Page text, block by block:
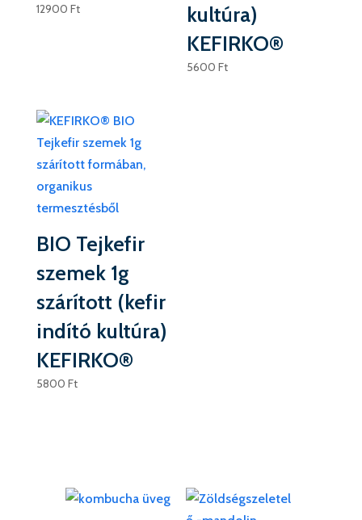
12900 Ft
kultúra)
KEFIRKO®
5600Ft
BIO Tejkefir
szemek 1g
szárított (kefir
indító kultúra)
KEFIRKO®
5800 Ft